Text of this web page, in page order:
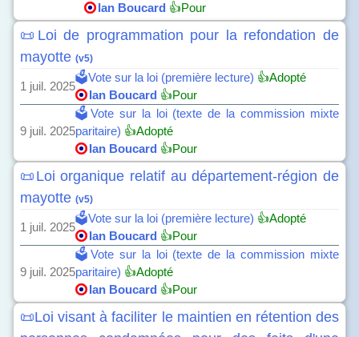
Ian Boucard 👍Pour
📜Loi de programmation pour la refondation de
mayotte (v5)
1 juil. 2025
🗳️Vote sur la loi (première lecture) 👍Adopté
Ian Boucard 👍Pour
9 juil. 2025
🗳️Vote sur la loi (texte de la commission mixte
paritaire) 👍Adopté
Ian Boucard 👍Pour
📜Loi organique relatif au département-région de
mayotte (v5)
1 juil. 2025
🗳️Vote sur la loi (première lecture) 👍Adopté
Ian Boucard 👍Pour
9 juil. 2025
🗳️Vote sur la loi (texte de la commission mixte
paritaire) 👍Adopté
Ian Boucard 👍Pour
📜Loi visant à faciliter le maintien en rétention des